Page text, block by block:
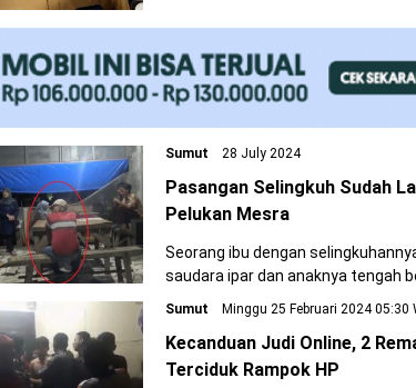
Sumut 28 July 2024
Pasangan Selingkuh Sudah
Pelukan Mesra
Seorang ibu dengan
saudara ipar dan anaknya tengah
Sumut Minggu 25 Februari 2024 05:30
Kecanduan Judi Online, 2
Terciduk Rampok HP